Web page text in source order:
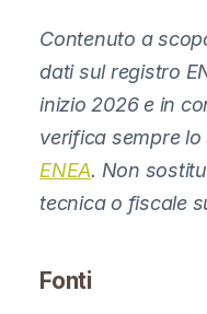
Contenuto a
dati sul registro
inizio 2026 e in
verifica sempre
ENEA. Non
tecnica o fiscale
Fonti